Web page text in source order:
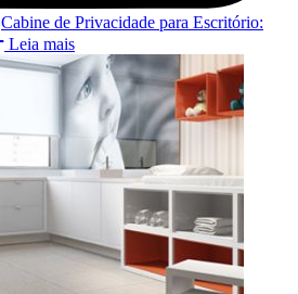
Cabine de Privacidade para Escritório:
Leia mais